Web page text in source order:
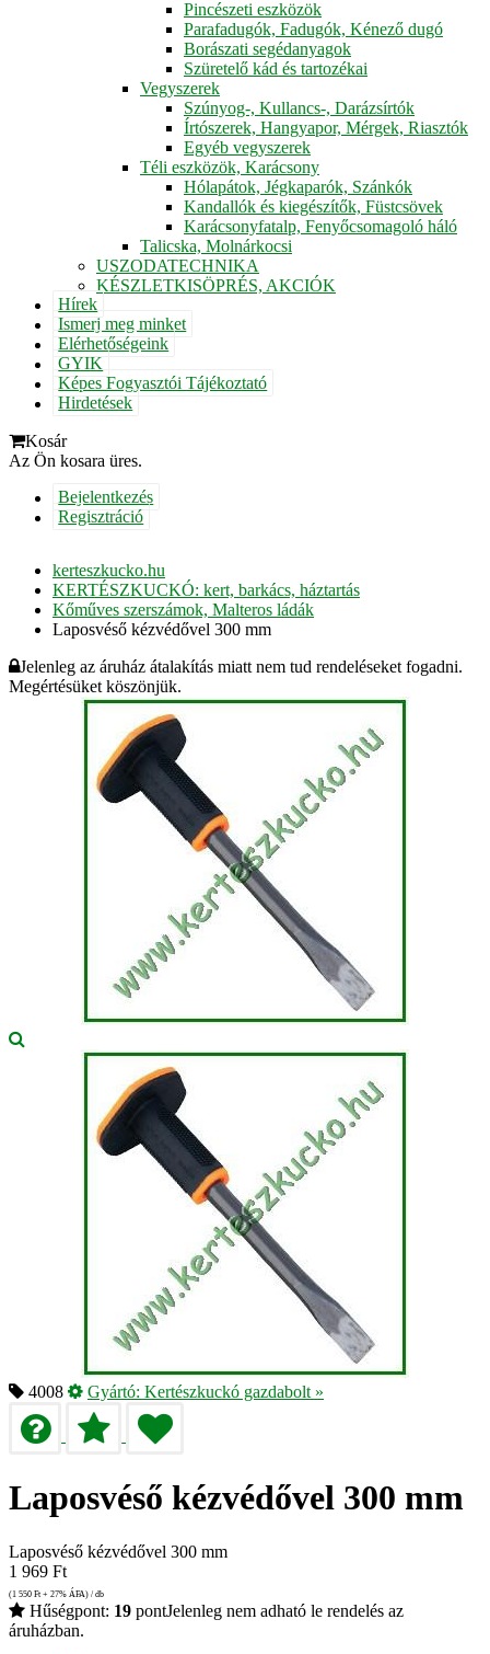
Pincészeti eszközök
Parafadugók, Fadugók, Kénező dugó
Borászati segédanyagok
Szüretelő kád és tartozékai
Vegyszerek
Szúnyog-, Kullancs-, Darázsírtók
Írtószerek, Hangyapor, Mérgek, Riasztók
Egyéb vegyszerek
Téli eszközök, Karácsony
Hólapátok, Jégkaparók, Szánkók
Kandallók és kiegészítők, Füstcsövek
Karácsonyfatalp, Fenyőcsomagoló háló
Talicska, Molnárkocsi
USZODATECHNIKA
KÉSZLETKISÖPRÉS, AKCIÓK
Hírek
Ismerj meg minket
Elérhetőségeink
GYIK
Képes Fogyasztói Tájékoztató
Hirdetések
Kosár
Az Ön kosara üres.
Bejelentkezés
Regisztráció
kerteszkucko.hu
KERTÉSZKUCKÓ: kert, barkács, háztartás
Kőműves szerszámok, Malteros ládák
Laposvéső kézvédővel 300 mm
Jelenleg az áruház átalakítás miatt nem tud rendeléseket fogadni.
Megértésüket köszönjük.
4008 Gyártó: Kertészkuckó gazdabolt »
Laposvéső kézvédővel 300 mm
Laposvéső kézvédővel 300 mm
1 969 Ft
(1 550 Ft + 27% ÁFA) / db
Hűségpont: 19 pontJelenleg nem adható le rendelés az
áruházban.